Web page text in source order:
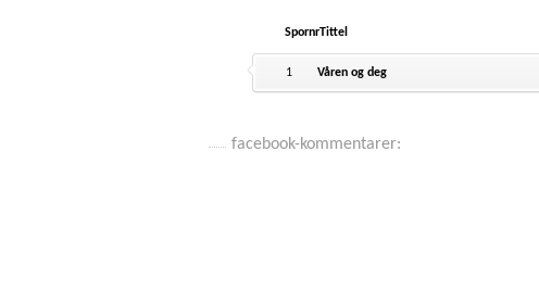
SpornrTittel
1 Våren og deg